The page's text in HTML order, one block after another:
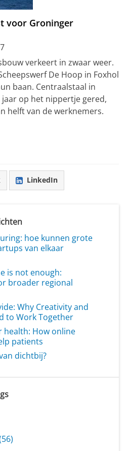
voor Groninger
verkeert in zwaar weer.
De Hoop in Foxhol
baan. Centraalstaal in
op het nippertje gered,
helft van de werknemers.
LinkedIn
hoe kunnen grote
van elkaar
is not enough:
broader regional
Why Creativity and
to Work Together
health: How online
patients
dichtbij?